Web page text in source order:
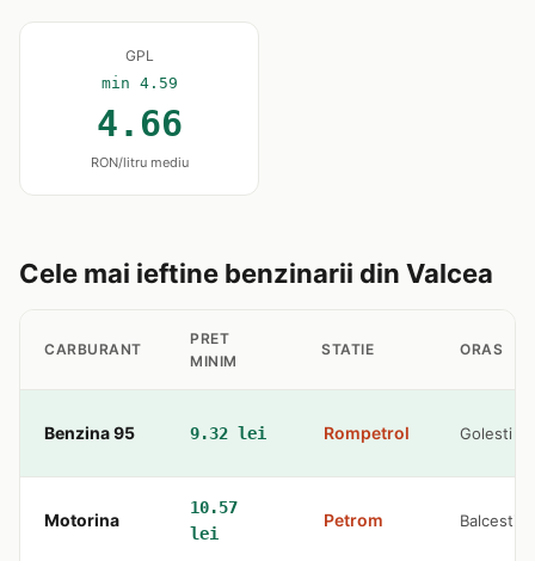
GPL
min 4.59
4.66
RON/litru mediu
Cele mai ieftine benzinarii din Valcea
CARBURANT
PRET
MINIM
STATIE ORAS
Benzina 95 9.32 lei Rompetrol Golesti
Motorina
10.57
lei
Petrom Balcesti